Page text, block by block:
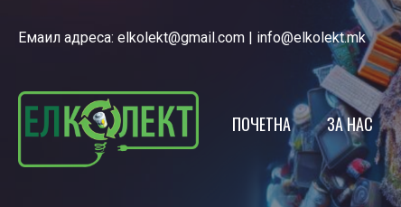
Емаил адреса: elkolekt@gmail.com | info@elkolekt.mk
ПОЧЕТНА ЗА НАС
ЕЛКОЛЕКТ